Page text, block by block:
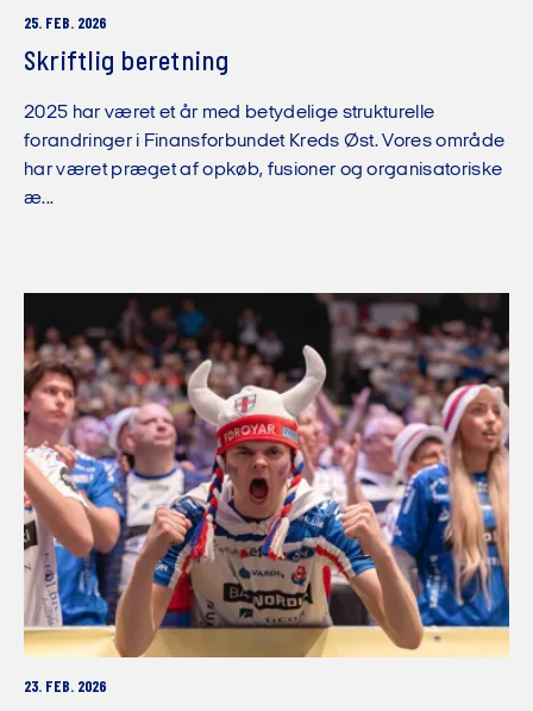
25. FEB. 2026
Skriftlig beretning
2025 har været et år med betydelige strukturelle
forandringer i Finansforbundet Kreds Øst. Vores område
har været præget af opkøb, fusioner og organisatoriske
æ...
23. FEB. 2026